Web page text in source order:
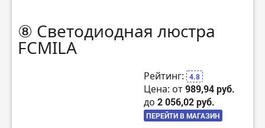
⑧ Светодиодная люстра
FCMILA
Рейтинг: 4.8
Цена: от989,94 руб.
до 2 056,02 руб.
ПЕРЕЙТИ В МАГАЗИН